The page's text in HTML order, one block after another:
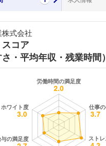
式会社
コア
さ・平均年収・残業時間）